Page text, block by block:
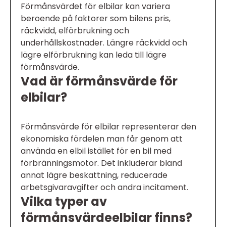
Förmånsvärdet för elbilar kan variera
beroende på faktorer som bilens pris,
räckvidd, elförbrukning och
underhållskostnader. Längre räckvidd och
lägre elförbrukning kan leda till lägre
förmånsvärde.
Vad är förmånsvärde för
elbilar?
Förmånsvärde för elbilar representerar den
ekonomiska fördelen man får genom att
använda en elbil istället för en bil med
förbränningsmotor. Det inkluderar bland
annat lägre beskattning, reducerade
arbetsgivaravgifter och andra incitament.
Vilka typer av
förmånsvärdeelbilar finns?